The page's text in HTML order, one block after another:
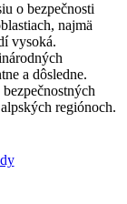
o bezpečnosti
najmä
vysoká.
a dôsledne.
regiónoch.